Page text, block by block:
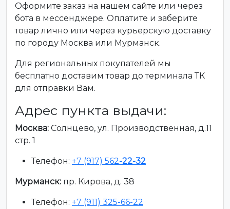
Оформите заказ на нашем сайте или через
бота в мессенджере. Оплатите и заберите
товар лично или через курьерскую доставку
по городу Москва или Мурманск.
Для региональных покупателей мы
бесплатно доставим товар до терминала ТК
для отправки Вам.
Адрес пункта выдачи:
Москва: Солнцево, ул. Производственная, д.11
стр. 1
Телефон: +7 (917) 562-22-32
Мурманск: пр. Кирова, д. 38
Телефон: +7 (911) 325-66-22